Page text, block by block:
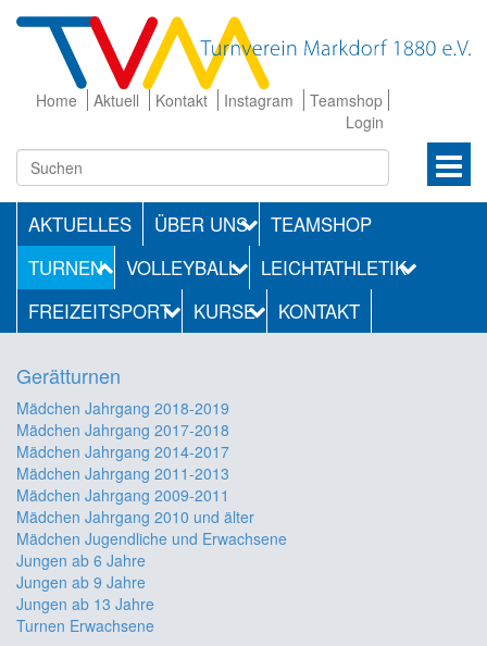
Home Aktuell Kontakt Instagram
Teamshop
Login
AKTUELLES ÜBER UNS
TEAMSHOP
TURNEN
VOLLEYBALL
LEICHTATHLETIK
FREIZEITSPORT
KURSE KONTAKT
Gerätturnen
Mädchen Jahrgang 2018-2019
Mädchen Jahrgang 2017-2018
Mädchen Jahrgang 2014-2017
Mädchen Jahrgang 2011-2013
Mädchen Jahrgang 2009-2011
Mädchen Jahrgang 2010 und älter
Mädchen Jugendliche und Erwachsene
Jungen ab 6 Jahre
Jungen ab 9 Jahre
Jungen ab 13 Jahre
Turnen Erwachsene